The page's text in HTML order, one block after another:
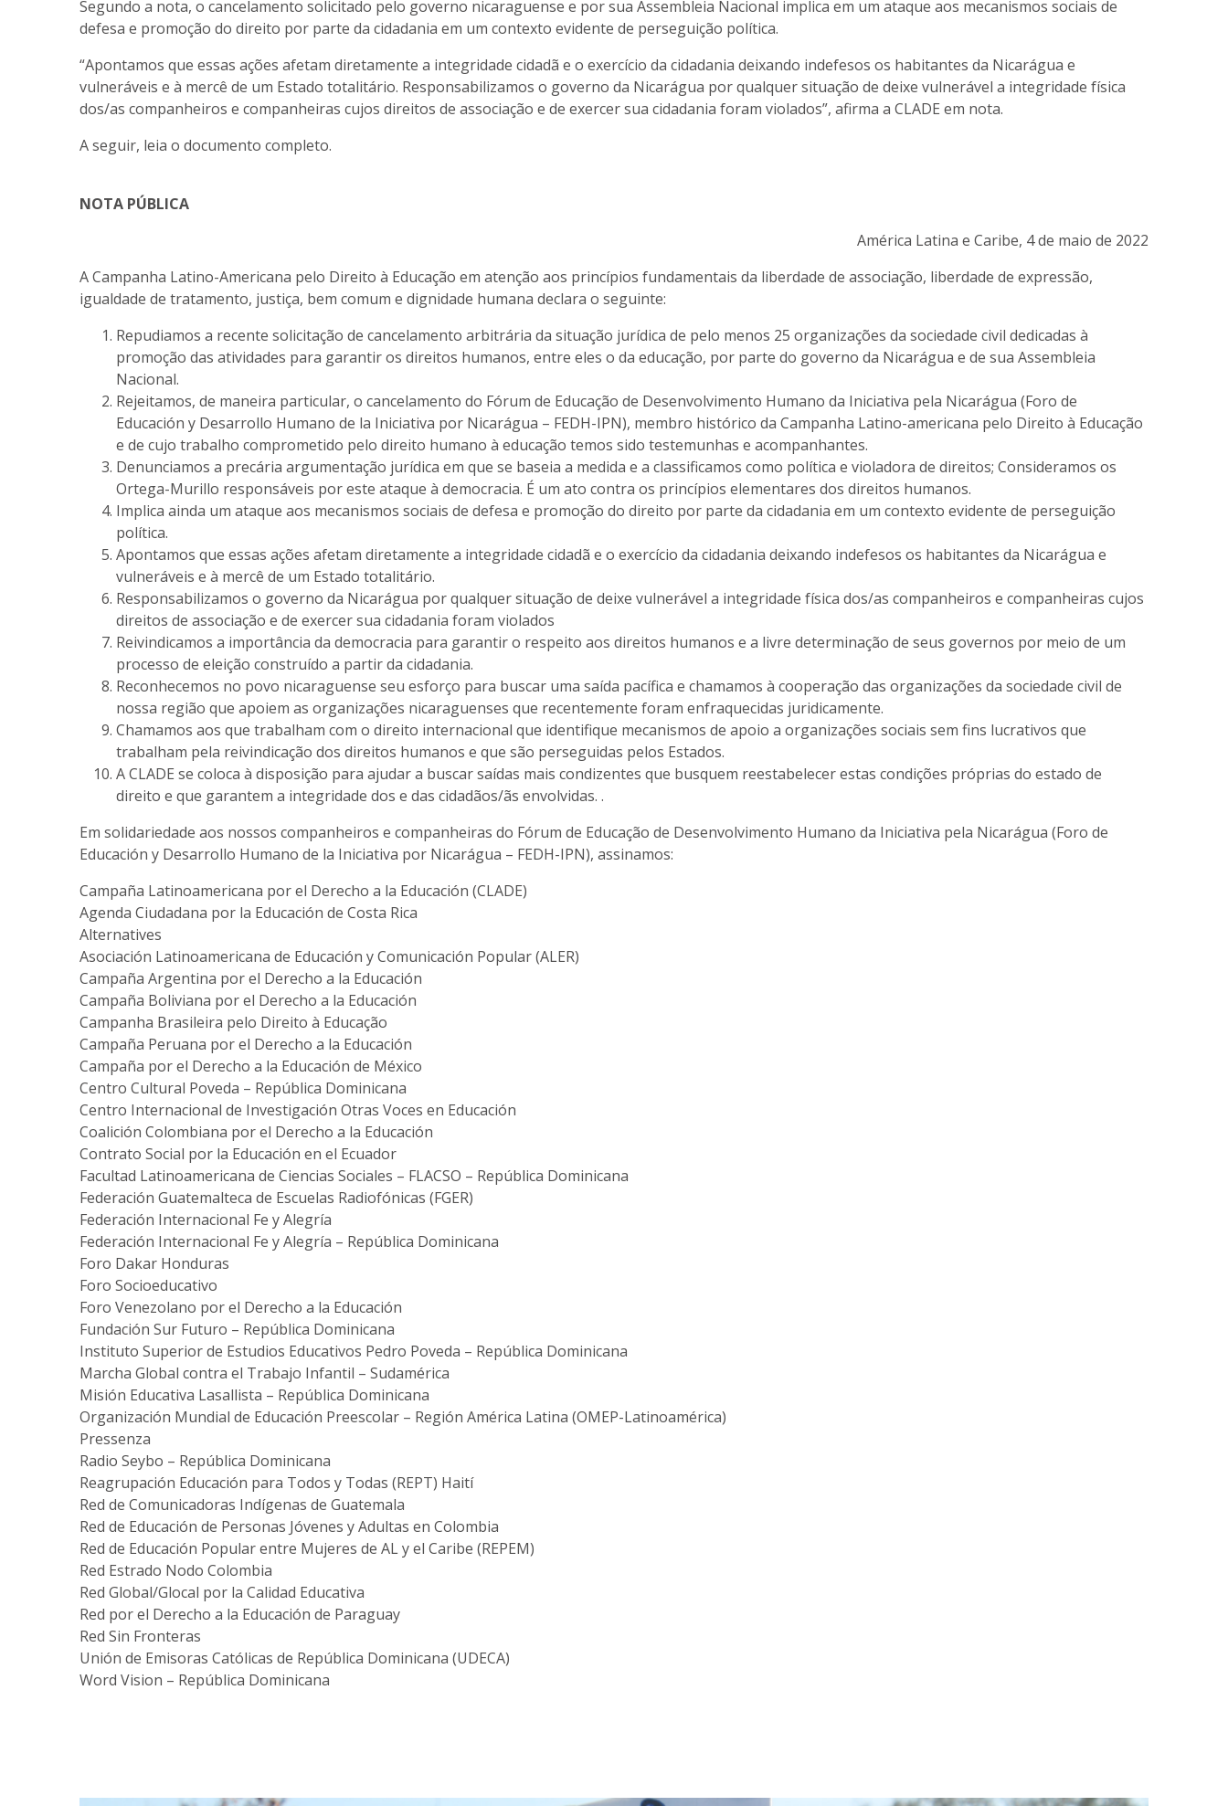
Segundo a nota, o cancelamento solicitado pelo governo nicaraguense e por sua Assembleia Nacional implica em um ataque aos mecanismos sociais de
defesa e promoção do direito por parte da cidadania em um contexto evidente de perseguição política.
“Apontamos que essas ações afetam diretamente a integridade cidadã e o exercício da cidadania deixando indefesos os habitantes da Nicarágua e
vulneráveis e à mercê de um Estado totalitário. Responsabilizamos o governo da Nicarágua por qualquer situação de deixe vulnerável a integridade física
dos/as companheiros e companheiras cujos direitos de associação e de exercer sua cidadania foram violados”, afirma a CLADE em nota.
A seguir, leia o documento completo.
NOTA PÚBLICA
América Latina e Caribe, 4 de maio de 2022
A Campanha Latino-Americana pelo Direito à Educação em atenção aos princípios fundamentais da liberdade de associação, liberdade de expressão,
igualdade de tratamento, justiça, bem comum e dignidade humana declara o seguinte:
Repudiamos a recente solicitação de cancelamento arbitrária da situação jurídica de pelo menos 25 organizações da sociedade civil dedicadas à
promoção das atividades para garantir os direitos humanos, entre eles o da educação, por parte do governo da Nicarágua e de sua Assembleia
Nacional.
Rejeitamos, de maneira particular, o cancelamento do Fórum de Educação de Desenvolvimento Humano da Iniciativa pela Nicarágua (Foro de
Educación y Desarrollo Humano de la Iniciativa por Nicarágua – FEDH-IPN), membro histórico da Campanha Latino-americana pelo Direito à Educação
e de cujo trabalho comprometido pelo direito humano à educação temos sido testemunhas e acompanhantes.
Denunciamos a precária argumentação jurídica em que se baseia a medida e a classificamos como política e violadora de direitos; Consideramos os
Ortega-Murillo responsáveis por este ataque à democracia. É um ato contra os princípios elementares dos direitos humanos.
Implica ainda um ataque aos mecanismos sociais de defesa e promoção do direito por parte da cidadania em um contexto evidente de perseguição
política.
Apontamos que essas ações afetam diretamente a integridade cidadã e o exercício da cidadania deixando indefesos os habitantes da Nicarágua e
vulneráveis e à mercê de um Estado totalitário.
Responsabilizamos o governo da Nicarágua por qualquer situação de deixe vulnerável a integridade física dos/as companheiros e companheiras cujos
direitos de associação e de exercer sua cidadania foram violados
Reivindicamos a importância da democracia para garantir o respeito aos direitos humanos e a livre determinação de seus governos por meio de um
processo de eleição construído a partir da cidadania.
Reconhecemos no povo nicaraguense seu esforço para buscar uma saída pacífica e chamamos à cooperação das organizações da sociedade civil de
nossa região que apoiem as organizações nicaraguenses que recentemente foram enfraquecidas juridicamente.
Chamamos aos que trabalham com o direito internacional que identifique mecanismos de apoio a organizações sociais sem fins lucrativos que
trabalham pela reivindicação dos direitos humanos e que são perseguidas pelos Estados.
A CLADE se coloca à disposição para ajudar a buscar saídas mais condizentes que busquem reestabelecer estas condições próprias do estado de
direito e que garantem a integridade dos e das cidadãos/ãs envolvidas. .
Em solidariedade aos nossos companheiros e companheiras do Fórum de Educação de Desenvolvimento Humano da Iniciativa pela Nicarágua (Foro de
Educación y Desarrollo Humano de la Iniciativa por Nicarágua – FEDH-IPN), assinamos:
Campaña Latinoamericana por el Derecho a la Educación (CLADE)
Agenda Ciudadana por la Educación de Costa Rica
Alternatives
Asociación Latinoamericana de Educación y Comunicación Popular (ALER)
Campaña Argentina por el Derecho a la Educación
Campaña Boliviana por el Derecho a la Educación
Campanha Brasileira pelo Direito à Educação
Campaña Peruana por el Derecho a la Educación
Campaña por el Derecho a la Educación de México
Centro Cultural Poveda – República Dominicana
Centro Internacional de Investigación Otras Voces en Educación
Coalición Colombiana por el Derecho a la Educación
Contrato Social por la Educación en el Ecuador
Facultad Latinoamericana de Ciencias Sociales – FLACSO – República Dominicana
Federación Guatemalteca de Escuelas Radiofónicas (FGER)
Federación Internacional Fe y Alegría
Federación Internacional Fe y Alegría – República Dominicana
Foro Dakar Honduras
Foro Socioeducativo
Foro Venezolano por el Derecho a la Educación
Fundación Sur Futuro – República Dominicana
Instituto Superior de Estudios Educativos Pedro Poveda – República Dominicana
Marcha Global contra el Trabajo Infantil – Sudamérica
Misión Educativa Lasallista – República Dominicana
Organización Mundial de Educación Preescolar – Región América Latina (OMEP-Latinoamérica)
Pressenza
Radio Seybo – República Dominicana
Reagrupación Educación para Todos y Todas (REPT) Haití
Red de Comunicadoras Indígenas de Guatemala
Red de Educación de Personas Jóvenes y Adultas en Colombia
Red de Educación Popular entre Mujeres de AL y el Caribe (REPEM)
Red Estrado Nodo Colombia
Red Global/Glocal por la Calidad Educativa
Red por el Derecho a la Educación de Paraguay
Red Sin Fronteras
Unión de Emisoras Católicas de República Dominicana (UDECA)
Word Vision – República Dominicana